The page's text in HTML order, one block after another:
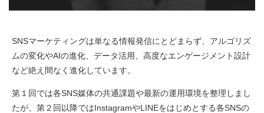
SNSマーケティングは単なる情報発信にとどまらず、アルゴリズ
ムの変化やAIの進化、データ活用、高度なエンゲージメント設計
など絶え間なく進化しています。
第１回では各SNS媒体の共通課題や最新の運用環境を整理しまし
たが、第２回以降ではInstagramやLINEをはじめとする各SNSの